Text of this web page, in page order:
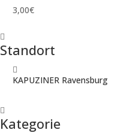
3,00€
Standort
KAPUZINER Ravensburg
Kategorie